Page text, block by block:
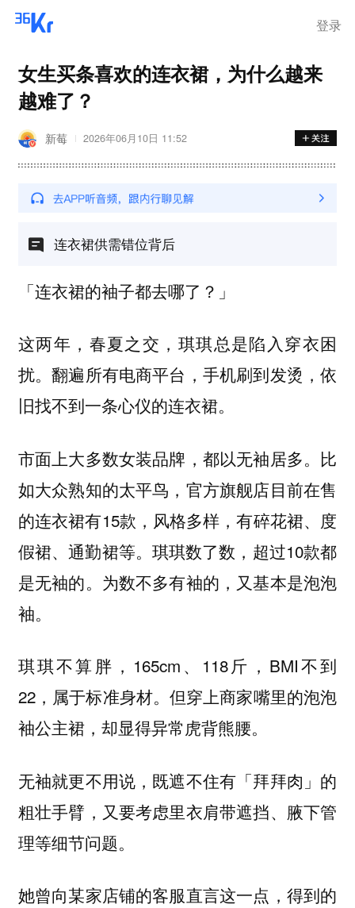
登录
女生买条喜欢的连衣裙，为什么越来
越难了？
新莓 2026年06月10日 11:52
连衣裙供需错位背后
「连衣裙的袖子都去哪了？」
这两年，春夏之交，琪琪总是陷入穿衣困
扰。翻遍所有电商平台，手机刷到发烫，依
旧找不到一条心仪的连衣裙。
市面上大多数女装品牌，都以无袖居多。比
如大众熟知的太平鸟，官方旗舰店目前在售
的连衣裙有15款，风格多样，有碎花裙、度
假裙、通勤裙等。琪琪数了数，超过10款都
是无袖的。为数不多有袖的，又基本是泡泡
袖。
琪琪不算胖，165cm、118斤，BMI不到
22，属于标准身材。但穿上商家嘴里的泡泡
袖公主裙，却显得异常虎背熊腰。
无袖就更不用说，既遮不住有「拜拜肉」的
粗壮手臂，又要考虑里衣肩带遮挡、腋下管
理等细节问题。
她曾向某家店铺的客服直言这一点，得到的